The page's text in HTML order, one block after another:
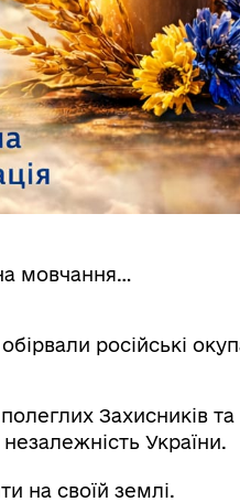
мовчання…
російські
Захисників та
України.
на своїй землі.